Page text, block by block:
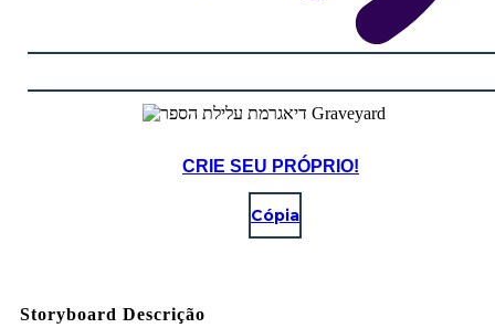
CRIE SEU PRÓPRIO!
Cópia
Storyboard Descrição